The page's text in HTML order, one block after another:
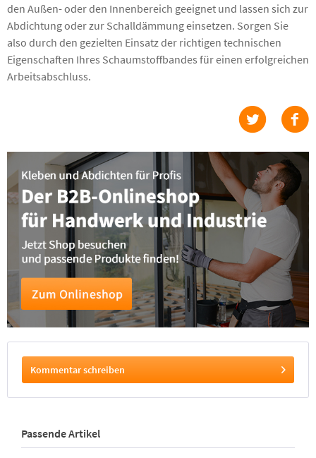
den Außen- oder den Innenbereich geeignet und lassen sich zur
Abdichtung oder zur Schalldämmung einsetzen. Sorgen Sie
also durch den gezielten Einsatz der richtigen technischen
Eigenschaften Ihres Schaumstoffbandes für einen erfolgreichen
Arbeitsabschluss.
Kommentar schreiben
Passende Artikel